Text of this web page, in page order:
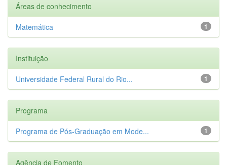
Áreas de conhecimento
1
Matemática
Instituição
1
Universidade Federal Rural do Rio...
Programa
1
Programa de Pós-Graduação em Mode...
Agência de Fomento